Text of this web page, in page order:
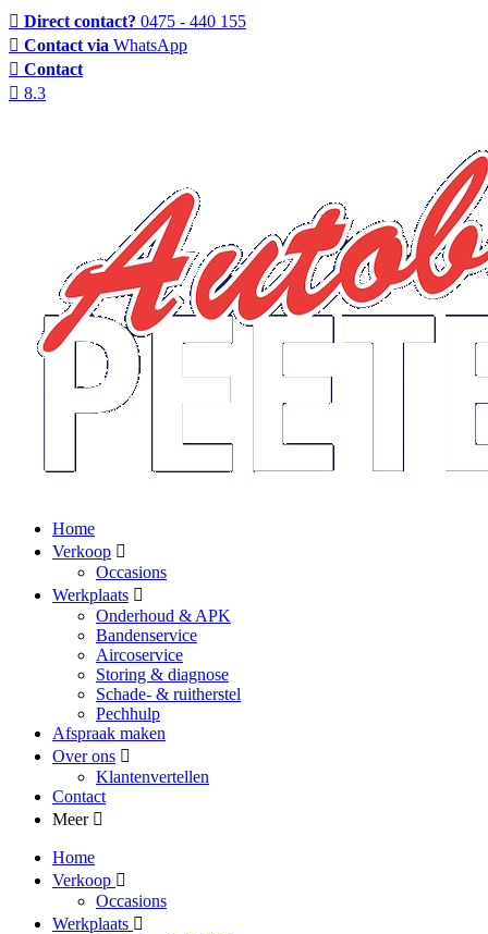
Direct contact? 0475 - 440 155
Contact via WhatsApp
Contact
8.3
Home
Verkoop
Occasions
Werkplaats
Onderhoud & APK
Bandenservice
Aircoservice
Storing & diagnose
Schade- & ruitherstel
Pechhulp
Afspraak maken
Over ons
Klantenvertellen
Contact
Meer
Home
Verkoop
Occasions
Werkplaats